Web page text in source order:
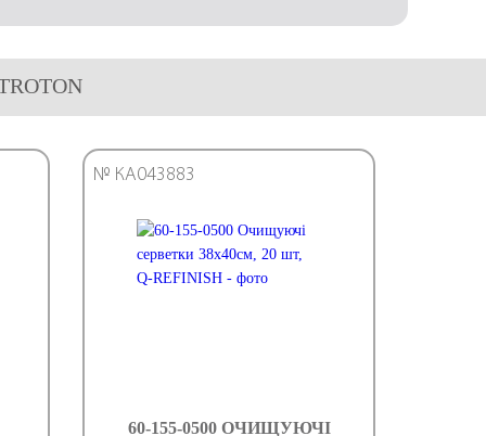
№ КА043883
60-155-0500 ОЧИЩУЮЧI